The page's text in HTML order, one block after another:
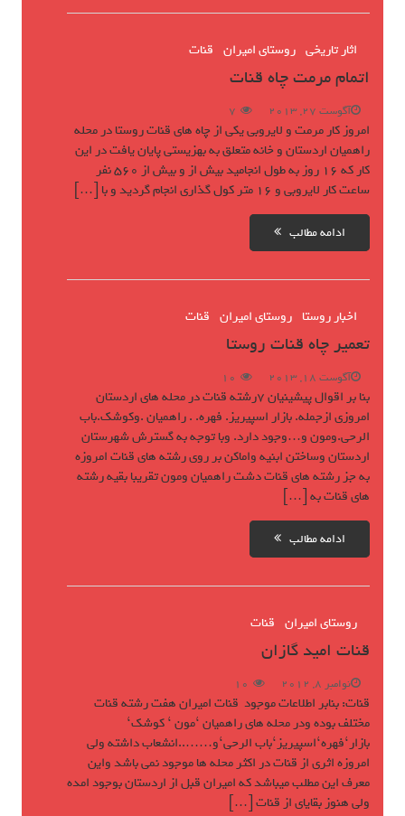
اتمام مرمت چاه قنات
اثار تاریخی روستای امیران قنات
آگوست 27, 2013 7
امروز کار مرمت و لایروبی یکی از چاه های قنات روستا در محله
راهمیان اردستان و خانه متعلق به بهزیستی پایان یافت در این
کار که 16 روز به طول انجامید بیش از و بیش از 560 نفر
ساعت کار لایروبی و 16 متر کول گذاری انجام گردید و با […]
ادامه مطالب
تعمیر چاه قنات روستا
اخبار روستا روستای امیران قنات
آگوست 18, 2013 10
بنا بر اقوال پیشینیان 7رشته قنات در محله های اردستان
امروزی ازجمله. بازار اسپیریز. فهره. . راهمیان .وکوشک.باب
الرحی.ومون و…وجود دارد. وبا توجه به گسترش شهرستان
اردستان وساختن ابنیه واماکن بر روی رشته های قنات امروزه
به جز رشته های قنات دشت راهمیان ومون تقریبا بقیه رشته
های قنات به […]
ادامه مطالب
قنات امید گازان
روستای امیران قنات
نوامبر 8, 2012 10
قنات: بنابر اطلاعات موجود قنات امیران هفت رشته قنات
مختلف بوده ودر محله های راهمیان ‘مون ‘ کوشک‘
بازار‘فهره‘اسپیریز‘باب الرحی‘و……..انشعاب داشته ولی
امروزه اثری از قنات در اکثر محله ها موجود نمی باشد واین
معرف این مطلب میباشد که امیران قبل از اردستان بوجود امده
ولی هنوز بقایای از قنات […]